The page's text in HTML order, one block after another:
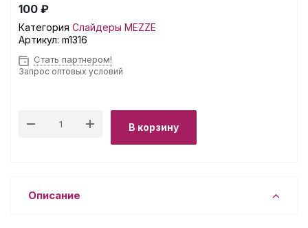
100 ₽
Категория Слайдеры MEZZE
Артикул: m1316
Стать партнером!
Запрос оптовых условий
В корзину
Описание